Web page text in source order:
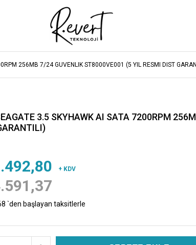
256MB 7/24 GUVENLIK ST8000VE001 (5 YIL RESMI DIST
3.5 SKYHAWK AI SATA 7200RPM
+ KDV
`den başlayan taksitlerle